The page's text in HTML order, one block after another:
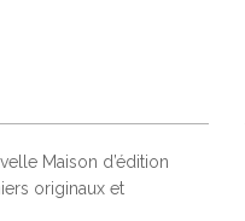
Maison d’édition
originaux et